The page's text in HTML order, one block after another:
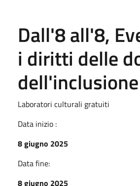
Dall'8 all'8,
i diritti delle
dell'inclusione
Laboratori culturali gratuiti
Data inizio :
8 giugno 2025
Data fine:
8 giugno 2025